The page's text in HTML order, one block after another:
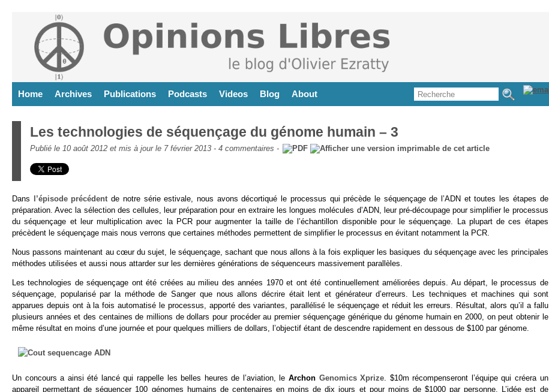
Home Archives Publications Podcasts Videos Blog About
Les technologies de séquençage du génome humain – 3
Publié le 10 août 2012 et mis à jour le 7 février 2013 - 4 commentaires -
Dans l’épisode précédentde notre série estivale, nous avons décortiqué le processus qui précède le séquençage de l’ADN et toutes les étapes de
préparation. Avec la sélection des cellules, leur préparation pour en extraire les longues molécules d’ADN, leur pré-découpage pour simplifier le processus
du séquençage et leur multiplication avec la PCR pour augmenter la taille de l’échantillon disponible pour le séquençage. La plupart de ces étapes
précèdent le séquençage mais nous verrons que certaines méthodes permettent de simplifier le processus en évitant notamment la PCR.
Nous passons maintenant au cœur du sujet, le séquençage, sachant que nous allons à la fois expliquer les basiques du séquençage avec les principales
méthodes utilisées et aussi nous attarder sur les dernières générations de séquenceurs massivement parallèles.
Les technologies de séquençage ont été créées au milieu des années 1970 et ont été continuellement améliorées depuis. Au départ, le processus de
séquençage, popularisé par la méthode de Sanger que nous allons décrire était lent et générateur d’erreurs. Les techniques et machines qui sont
apparues depuis ont à la fois automatisé le processus, apporté des variantes, parallélisé le séquençage et réduit les erreurs. Résultat, alors qu’il a fallu
plusieurs années et des centaines de millions de dollars pour procéder au premier séquençage générique du génome humain en 2000, on peut obtenir le
même résultat en moins d’une journée et pour quelques milliers de dollars, l’objectif étant de descendre rapidement en dessous de $100 par génome.
Un concours a ainsi été lancé qui rappelle les belles heures de l’aviation, leArchon Genomics Xprize. $10m récompenseront l’équipe qui créera un
appareil permettant de séquencer 100 génomes humains de centenaires en moins de dix jours et pour moins de $1000 par personne. L’idée est de